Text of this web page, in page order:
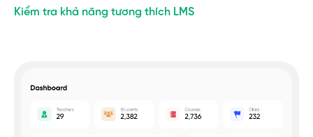
Kiểm tra khả năng tương thích LMS